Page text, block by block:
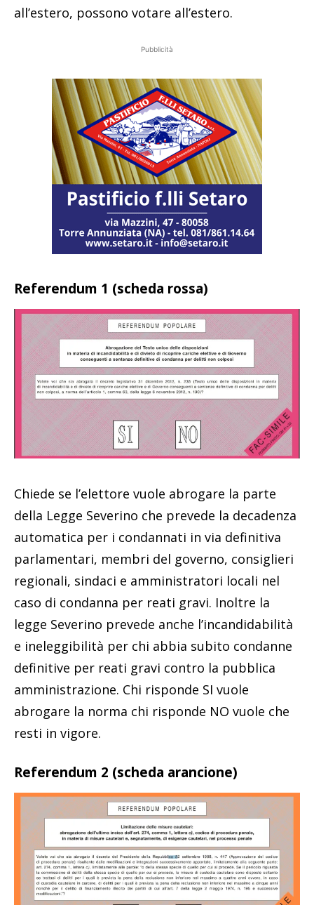
all’estero, possono votare all’estero.
Pubblicità
Referendum 1 (scheda rossa)
Chiede se l’elettore vuole abrogare la parte
della Legge Severino che prevede la decadenza
automatica per i condannati in via definitiva
parlamentari, membri del governo, consiglieri
regionali, sindaci e amministratori locali nel
caso di condanna per reati gravi. Inoltre la
legge Severino prevede anche l’incandidabilità
e ineleggibilità per chi abbia subito condanne
definitive per reati gravi contro la pubblica
amministrazione. Chi risponde SI vuole
abrogare la norma chi risponde NO vuole che
resti in vigore.
Referendum 2 (scheda arancione)